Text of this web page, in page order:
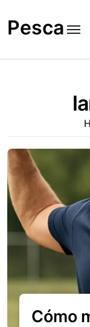
to
content
Pesca
Cómo